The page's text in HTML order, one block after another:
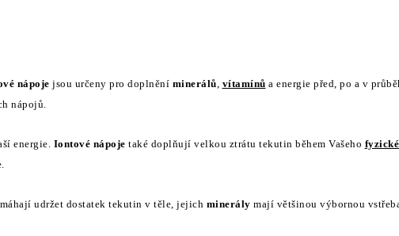
k
o
á
nápoje jsou určeny pro doplnění minerálů vítamínů a energie před, po a v
nápojů.
energie. Iontové nápoje také doplňují velkou ztrátu tekutin během Vašeho
udržet dostatek tekutin v těle, jejich minerály mají většinou výbornou